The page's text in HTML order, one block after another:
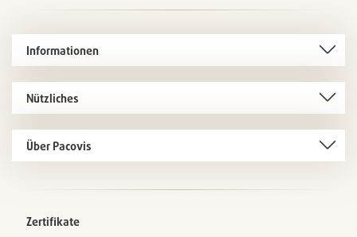
Informationen
Nützliches
Über Pacovis
Zertifikate